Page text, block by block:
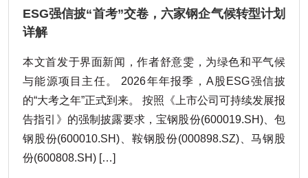
ESG强信披“首考”交卷，六家钢企气候转型计划
详解
本文首发于界面新闻，作者舒意雯，为绿色和平气候
与能源项目主任。 2026年年报季，A股ESG强信披
的“大考之年”正式到来。 按照《上市公司可持续发展报
告指引》的强制披露要求，宝钢股份(600019.SH)、包
钢股份(600010.SH)、鞍钢股份(000898.SZ)、马钢股
份(600808.SH) […]